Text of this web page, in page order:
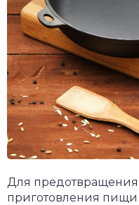
Для
приготовления